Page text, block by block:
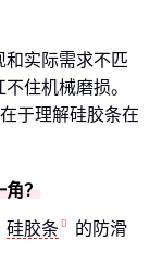
和实际需求不匹
住机械磨损。
于理解硅胶条在
？
硅胶条
的防滑